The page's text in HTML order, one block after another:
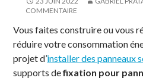
COMMENTAIRE
Vous faites construire ou vous
réduire votre consommation
projet d’installer des panneaux
supports defixation pour